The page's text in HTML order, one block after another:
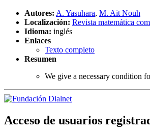
Autores: A. Yasuhara, M. Ait Nouh
Localización: Revista matemática
Idioma: inglés
Enlaces
Texto completo
Resumen
We give a necessary condition
Acceso de usuarios